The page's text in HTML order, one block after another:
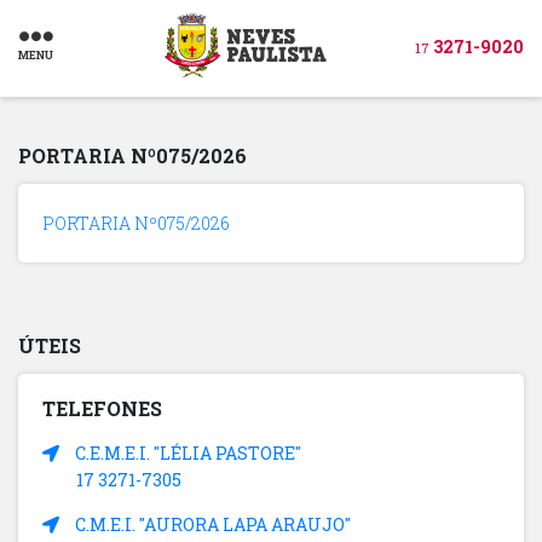
MENU 17 3271-9020
PORTARIA Nº075/2026
PORTARIA Nº075/2026
ÚTEIS
TELEFONES
C.E.M.E.I. "LÉLIA PASTORE"
17 3271-7305
C.M.E.I. "AURORA LAPA ARAUJO"